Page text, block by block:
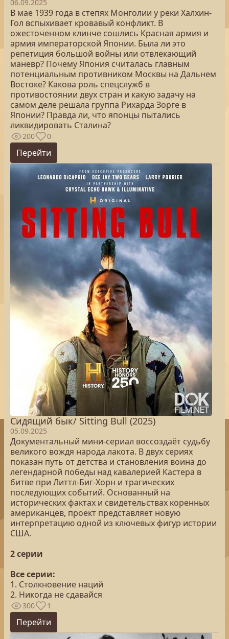
06.09.2025
В мае 1939 года в степях Монголии у реки Халхин-
Гол вспыхивает кровавый конфликт. В
ожесточенном клинче сошлись Красная армия и
армия императорской Японии. Была ли это
репетиция большой войны или отвлекающий
маневр? Почему Япония считалась главным
потенциальным противником Москвы на Дальнем
Востоке? Какова роль спецслужб в
противостоянии двух стран и какую задачу на
самом деле решала группа Рихарда Зорге в
Японии? Правда ли, что японцы пытались
ликвидировать Сталина?
200 0
Перейти
Сидящий бык/ Sitting Bull (2025)
05.09.2025
Документальный мини-сериал воссоздаёт судьбу
великого вождя народа лакота. В двух сериях
показан путь от детства и становления воина до
легендарной победы над кавалерией Кастера в
битве при Литтл-Биг-Хорн и трагических
последующих событий. Основанный на
исторических фактах и свидетельствах коренных
американцев, проект представляет новую
интерпретацию одной из ключевых фигур истории
США.
2 серии
Все серии:
1. Столкновение наций
2. Никогда не сдавайся
300 1
Перейти